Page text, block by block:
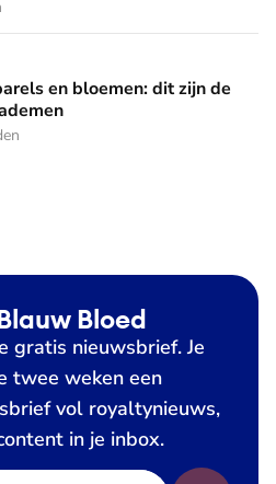
dit zijn de Spaanse diademen
en bloemen: dit zijn de
Bloed
gratis nieuwsbrief. Je
twee weken een
vol royaltynieuws,
in je inbox.